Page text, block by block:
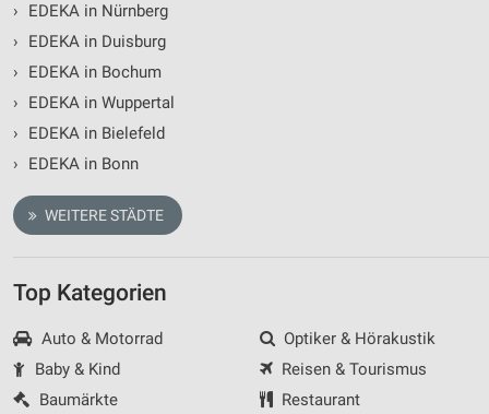
›
EDEKA in Nürnberg
›
EDEKA in Duisburg
›
EDEKA in Bochum
›
EDEKA in Wuppertal
›
EDEKA in Bielefeld
›
EDEKA in Bonn
WEITERE STÄDTE
Top Kategorien
Auto & Motorrad
Baby & Kind
Baumärkte
Optiker & Hörakustik
Reisen & Tourismus
Restaurant